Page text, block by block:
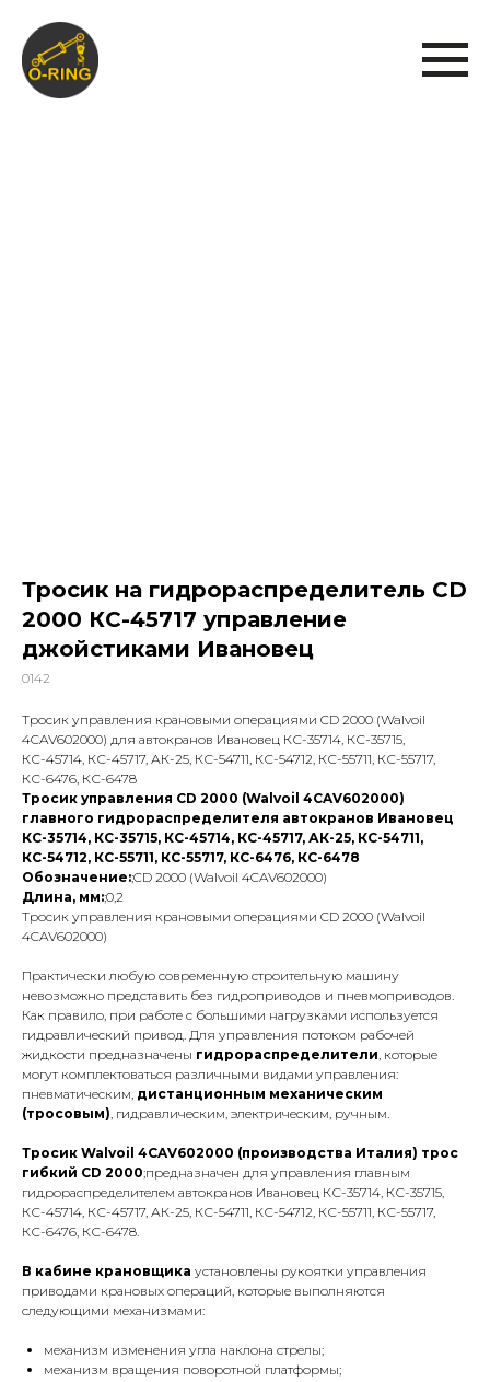
Тросик на гидрораспределитель СD
2000 КС-45717 управление
джойстиками Ивановец
0142
Тросик управления крановыми операциями CD 2000 (Walvoil
4CAV602000) для автокранов Ивановец КС-35714, КС-35715,
КС-45714, КС-45717, АК-25, КС-54711, КС-54712, КС-55711, КС-55717,
КС-6476, КС-6478
Тросик управления CD 2000 (Walvoil 4CAV602000)
главного гидрораспределителя автокранов Ивановец
КС-35714, КС-35715, КС-45714, КС-45717, АК-25, КС-54711,
КС-54712, КС-55711, КС-55717, КС-6476, КС-6478
Обозначение:;CD 2000 (Walvoil 4CAV602000)
Длина, мм:;0,2
Тросик управления крановыми операциями CD 2000 (Walvoil
4CAV602000)
Практически любую современную строительную машину
невозможно представить без гидроприводов и пневмоприводов.
Как правило, при работе с большими нагрузками используется
гидравлический привод. Для управления потоком рабочей
жидкости предназначены гидрораспределители, которые
могут комплектоваться различными видами управления:
пневматическим, дистанционным механическим
(тросовым), гидравлическим, электрическим, ручным.
Тросик Walvoil 4CAV602000 (производства Италия) трос
гибкий CD 2000;предназначен для управления главным
гидрораспределителем автокранов Ивановец КС-35714, КС-35715,
КС-45714, КС-45717, АК-25, КС-54711, КС-54712, КС-55711, КС-55717,
КС-6476, КС-6478.
В кабине крановщика установлены рукоятки управления
приводами крановых операций, которые выполняются
следующими механизмами:
механизм изменения угла наклона стрелы;
механизм вращения поворотной платформы;